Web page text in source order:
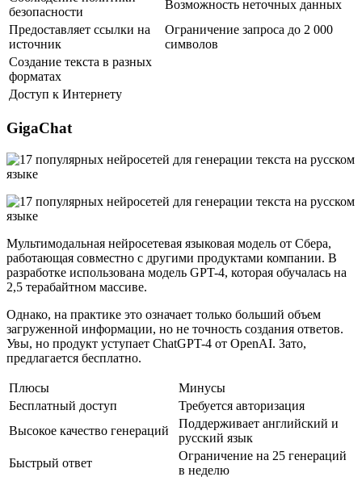
безопасности
Возможность неточных данных
Предоставляет ссылки на
источник
Ограничение запроса до 2 000
символов
Создание текста в разных
форматах
Доступ к Интернету
GigaChat
Мультимодальная нейросетевая языковая модель от Сбера,
работающая совместно с другими продуктами компании. В
разработке использована модель GPT-4, которая обучалась на
2,5 терабайтном массиве.
Однако, на практике это означает только больший объем
загруженной информации, но не точность создания ответов.
Увы, но продукт уступает ChatGPT-4 от OpenAI. Зато,
предлагается бесплатно.
Плюсы
Минусы
Бесплатный доступ
Требуется авторизация
Высокое качество генераций
Поддерживает английский и
русский язык
Быстрый ответ
Ограничение на 25 генераций
в неделю